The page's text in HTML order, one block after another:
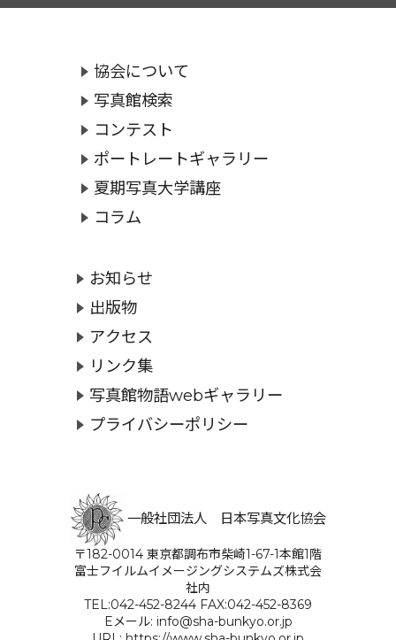
協会について
写真館検索
コンテスト
ポートレートギャラリー
夏期写真大学講座
コラム
お知らせ
出版物
アクセス
リンク集
写真館物語webギャラリー
プライバシーポリシー
一般社団法人 日本写真文化協会
〒182-0014 東京都調布市柴崎1-67-1本館1階
富士フイルムイメージングシステムズ株式会
社内
TEL:042-452-8244 FAX:042-452-8369
Eメール: info@sha-bunkyo.or.jp